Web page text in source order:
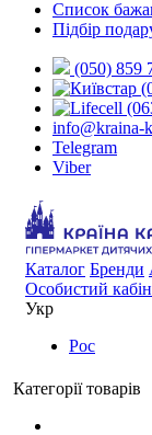
Список
Підбір
(050) 859
info@kraina-
Telegram
Viber
Каталог Бренди
Особистий
Укр
Рос
Категорії товарів